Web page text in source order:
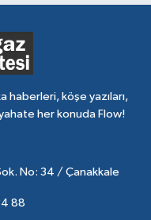
haberleri, köşe yazıları,
her konuda Flow!
No: 34 / Çanakkale
88